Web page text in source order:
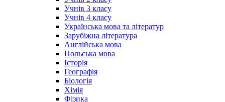
Учнів 3 класу
Учнів 4 класу
Українська мова та літератур
Зарубіжна література
Англійська мова
Польська мова
Історія
Географія
Біологія
Хімія
Фізика